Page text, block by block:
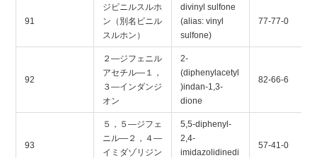
91
ジビニルスルホ
ン（別名ビニル
スルホン）
divinyl sulfone
(alias: vinyl
sulfone)
77-77-0
92
２―ジフェニル
アセチル―１，
３―インダンジ
オン
2-
(diphenylacetyl
)indan-1,3-
dione
82-66-6
93
５，５―ジフェ
ニル―２，４―
イミダゾリジン
5,5-diphenyl-
2,4-
imidazolidinedi
57-41-0